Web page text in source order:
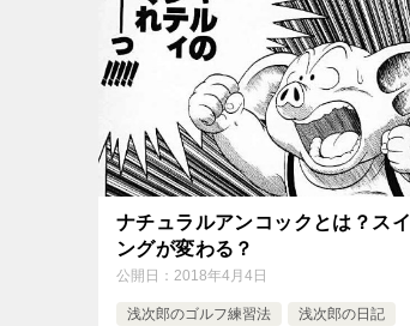
ナチュラルアンコックとは？スイ
ングが変わる？
公開日： 2018年4月4日
浅次郎のゴルフ練習法 浅次郎の日記